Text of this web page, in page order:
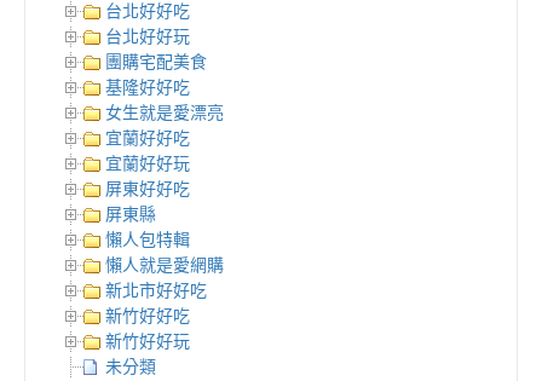
台北好好吃
台北好好玩
團購宅配美食
基隆好好吃
女生就是愛漂亮
宜蘭好好吃
宜蘭好好玩
屏東好好吃
屏東縣
懶人包特輯
懶人就是愛網購
新北市好好吃
新竹好好吃
新竹好好玩
未分類